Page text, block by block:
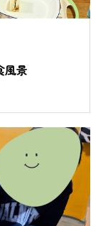
風景